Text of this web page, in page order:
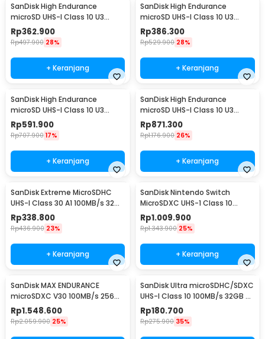
SanDisk High Endurance
microSD UHS-I Class 10 U3
100MB/s 32GB - SDSQQNR
Rp362.900
Rp497.900 28%
+ Keranjang
SanDisk High Endurance
microSD UHS-I Class 10 U3
100MB/s 64GB - SDSQQNR
Rp386.300
Rp529.900 28%
+ Keranjang
SanDisk High Endurance
microSD UHS-I Class 10 U3
100MB/s 128GB - SDSQQNR
Rp591.900
Rp707.900 17%
+ Keranjang
SanDisk High Endurance
microSD UHS-I Class 10 U3
100MB/s 256GB - SDSQQNR
Rp871.300
Rp1.176.900 26%
+ Keranjang
SanDisk Extreme MicroSDHC
UHS-I Class 30 A1 100MB/s 32GB
- SDSQXAF-GN6MN
Rp338.800
Rp436.900 23%
+ Keranjang
SanDisk Nintendo Switch
MicroSDXC UHS-1 Class 10
100MB/s 256GB - SDSQXAO
Rp1.009.900
Rp1.343.900 25%
+ Keranjang
SanDisk MAX ENDURANCE
microSDXC V30 100MB/s 256GB
- SDSQQVR
Rp1.548.600
Rp2.059.900 25%
SanDisk Ultra microSDHC/SDXC
UHS-I Class 10 100MB/s 32GB -
SDSQUNR
Rp180.700
Rp275.900 35%